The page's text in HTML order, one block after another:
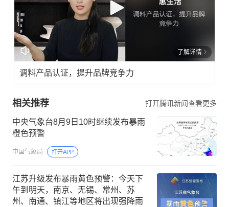
了解详情
调料产品认证，提升品牌竞争力
相关推荐 打开腾讯新闻查看更多
中央气象台8月9日10时继续发布暴雨
橙色预警
中国气象局 打开APP
江苏升级发布暴雨黄色预警：今天下
午到明天，南京、无锡、常州、苏
州、南通、镇江等地区将出现强降雨